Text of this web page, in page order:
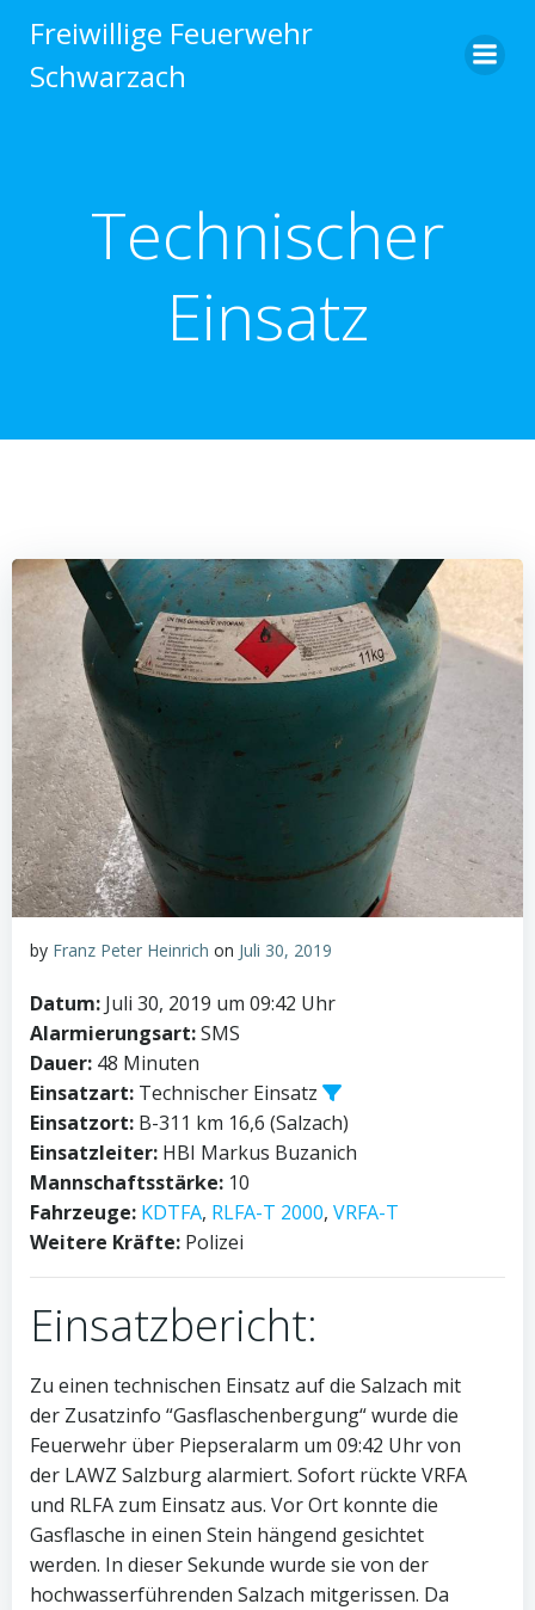
Inhalt
Freiwillige Feuerwehr
Schwarzach
Technischer
Einsatz
by Franz Peter Heinrich on Juli 30, 2019
Datum: Juli 30, 2019 um 09:42 Uhr
Alarmierungsart:SMS
Dauer: 48 Minuten
Einsatzart: Technischer Einsatz
Einsatzort: B-311 km 16,6 (Salzach)
Einsatzleiter: HBI Markus Buzanich
Mannschaftsstärke: 10
Fahrzeuge: KDTFA, RLFA-T 2000, VRFA-T
Weitere Kräfte: Polizei
Einsatzbericht:
Zu einen technischen Einsatz auf die Salzach mit
der Zusatzinfo “Gasflaschenbergung“ wurde die
Feuerwehr über Piepseralarm um 09:42 Uhr von
der LAWZ Salzburg alarmiert. Sofort rückte VRFA
und RLFA zum Einsatz aus. Vor Ort konnte die
Gasflasche in einen Stein hängend gesichtet
werden. In dieser Sekunde wurde sie von der
hochwasserführenden Salzach mitgerissen. Da